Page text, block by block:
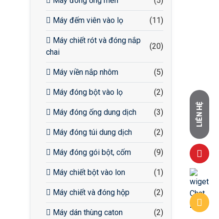
Máy đếm viên vào lọ (11)
Máy chiết rót và đóng nắp
chai
(20)
Máy viền nắp nhôm (5)
Máy đóng bột vào lọ (2)
Máy đóng ống dung dịch (3)
Máy đóng túi dung dịch (2)
Máy đóng gói bột, cốm (9)
Máy chiết bột vào lon (1)
Máy chiết và đóng hộp (2)
Máy dán thùng caton (2)
LIÊN HỆ